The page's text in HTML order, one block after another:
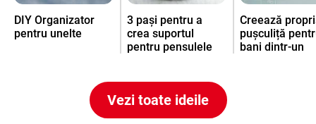
DIY Organizator
pentru unelte
3 pași pentru a
crea suportul
pentru pensulele
Creează
pușculiță
bani dintr-un
Vezi toate ideile